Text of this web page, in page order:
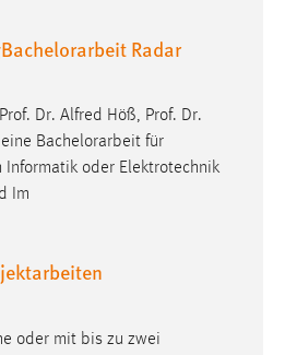
Radar
Dr. Alfred Höß, Prof. Dr.
Bachelorarbeit für
Informatik oder Elektrotechnik
Im
oder mit bis zu zwei
die gewählte Sprache der Website.